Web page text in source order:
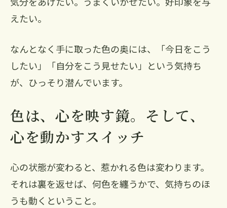
えたい。
なんとなく手に取った色の奥には、「今日をこう
したい」「自分をこう見せたい」という気持ち
が、ひっそり潜んでいます。
色は、心を映す鏡。そして、
心を動かすスイッチ
心の状態が変わると、惹かれる色は変わります。
それは裏を返せば、何色を纏うかで、気持ちのほ
うも動くということ。